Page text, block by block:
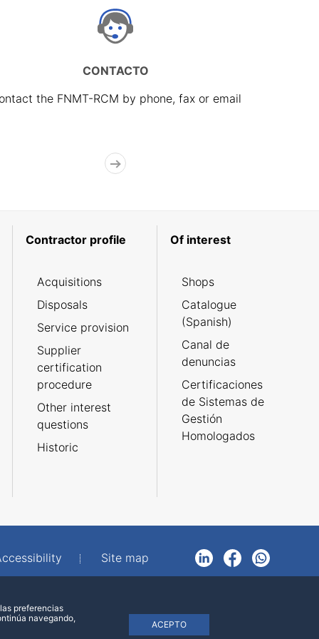
CONTACTO
the FNMT-RCM by phone, fax or email
Contractor profile
Acquisitions
Disposals
Service provision
Supplier
certification
procedure
Other interest
questions
Historic
Of interest
Shops
Catalogue
(Spanish)
Canal de
denuncias
Certificaciones
de Sistemas de
Gestión
Homologados
Site map
LinkedInFacebookWhatsApp
preferencias
navegando,
ACEPTO